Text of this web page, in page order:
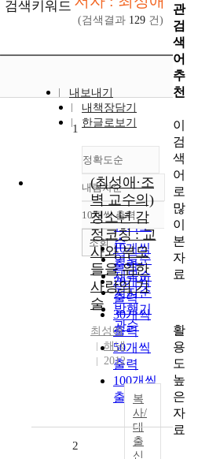
검색키워드
(검색결과 129 건)
내보내기
내책장담기
한글로보기
정확도순
정확도
순
인기도
순
연도순
제목순
저자순
발행기
관순
내림차순
내림차순
10개씩 출력
10개씩
출력
20개씩
출력
30개씩
출력
50개씩
출력
100개씩
출력
조회
1
(최성애·조
벽 교수의)
청소년 감
정코칭 : 교
사와 부모
들을 위한
사랑의 기
술
최성애
해냄
2012
복
사/
대
출
신
2
관
검
색
어
추
천
이
검
색
어
로
많
이
본
자
료
활
용
도
높
은
자
료